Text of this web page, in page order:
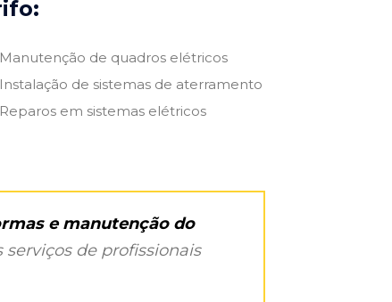
Manutenção de quadros elétricos
Instalação de sistemas de aterramento
Reparos em sistemas elétricos
e manutenção do
de profissionais